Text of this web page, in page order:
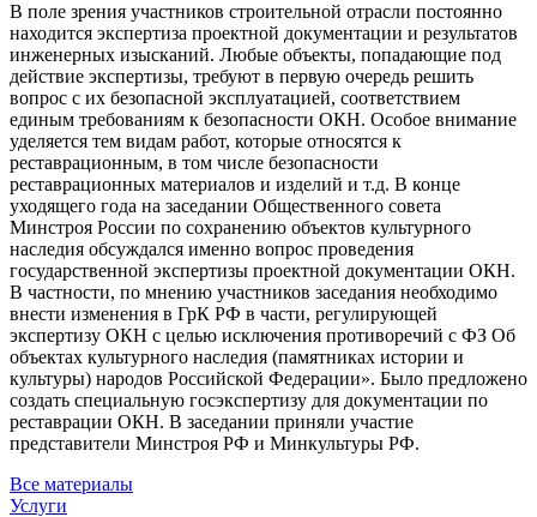
В поле зрения участников строительной отрасли постоянно
находится экспертиза проектной документации и результатов
инженерных изысканий. Любые объекты, попадающие под
действие экспертизы, требуют в первую очередь решить
вопрос с их безопасной эксплуатацией, соответствием
единым требованиям к безопасности ОКН. Особое внимание
уделяется тем видам работ, которые относятся к
реставрационным, в том числе безопасности
реставрационных материалов и изделий и т.д. В конце
уходящего года на заседании Общественного совета
Минстроя России по сохранению объектов культурного
наследия обсуждался именно вопрос проведения
государственной экспертизы проектной документации ОКН.
В частности, по мнению участников заседания необходимо
внести изменения в ГрК РФ в части, регулирующей
экспертизу ОКН с целью исключения противоречий с ФЗ Об
объектах культурного наследия (памятниках истории и
культуры) народов Российской Федерации». Было предложено
создать специальную госэкспертизу для документации по
реставрации ОКН. В заседании приняли участие
представители Минстроя РФ и Минкультуры РФ.
Все материалы
Услуги